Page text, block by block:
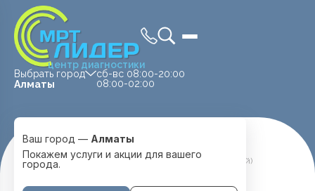
центр диагностики
Выбрать город
Алматы
сб-вс 08:00-20:00
08:00-02:00
Ваш город — Алматы
Покажем услуги и акции для вашего
города.
Главная Услуги и цены Денситометрия
Денситометрия Тазобедренный сустав (левый или правый)